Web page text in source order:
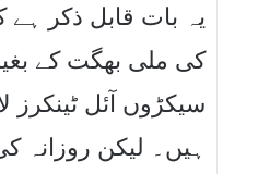
یہ بات قابل ذکر ہے
کی ملی بھگت کے
سیکڑوں آئل ٹینکرز